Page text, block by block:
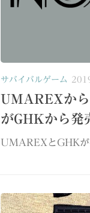
サバイバルゲーム
UMAREXから
がGHKから発
UMAREXとGHKが